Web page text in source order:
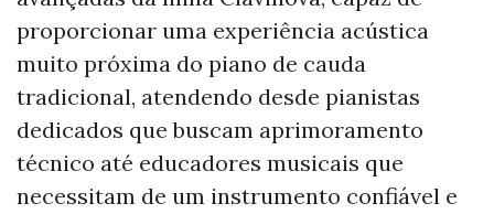
proporcionar uma experiência acústica
muito próxima do piano de cauda
tradicional, atendendo desde pianistas
dedicados que buscam aprimoramento
técnico até educadores musicais que
necessitam de um instrumento confiável e